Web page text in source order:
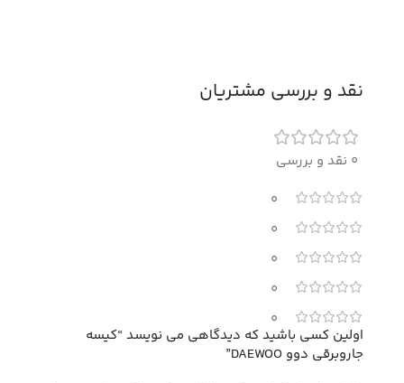
نقد و بررسی مشتریان
0 نقد و بررسی
0
0
0
0
0
اولین کسی باشید که دیدگاهی می نویسد “کیسه
جاروبرقی دوو DAEWOO”